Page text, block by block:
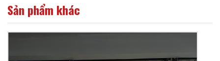
Sản phẩm khác